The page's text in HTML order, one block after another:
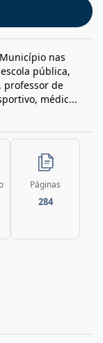
nas
pública,
professor de
médic...
Páginas
284